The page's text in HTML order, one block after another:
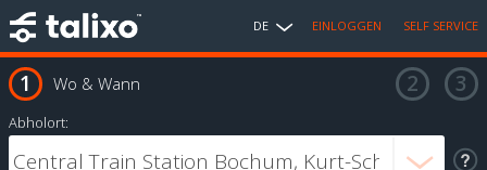
DE EINLOGGEN SELF SERVICE
Wo & Wann
Abholort: